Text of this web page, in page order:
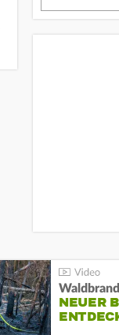
NEUER